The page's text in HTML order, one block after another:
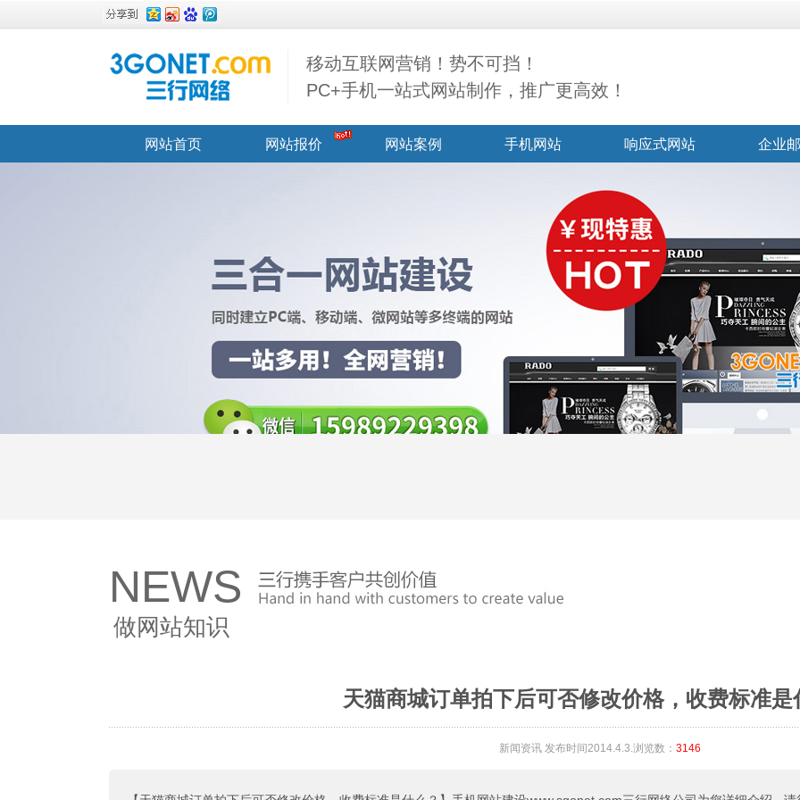
移动互联网营销！势不可挡！
PC+手机一站式网站制作，推广更高效！
网站首页 网站报价 网站案例 手机网站 响应式网站 企业
NEWS
做网站知识
天猫商城订单拍下后可否修改价格，收费标准是
新闻资讯 发布时间2014.4.3.浏览数： 3146